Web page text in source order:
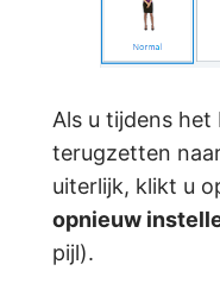
Als u tijdens
terugzetten
uiterlijk, klikt u
opnieuw
pijl).